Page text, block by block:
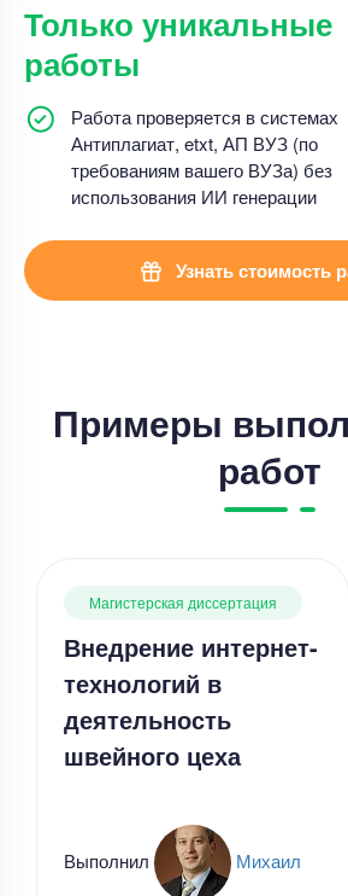
Только уникальные
работы
Работа проверяется в системах
Антиплагиат, etxt, АП ВУЗ (по
требованиям вашего ВУЗа) без
использования ИИ генерации
Узнать стоимость
Примеры
работ
Магистерская диссертация
Внедрение интернет-
технологий в
деятельность
швейного цеха
Выполнил Михаил